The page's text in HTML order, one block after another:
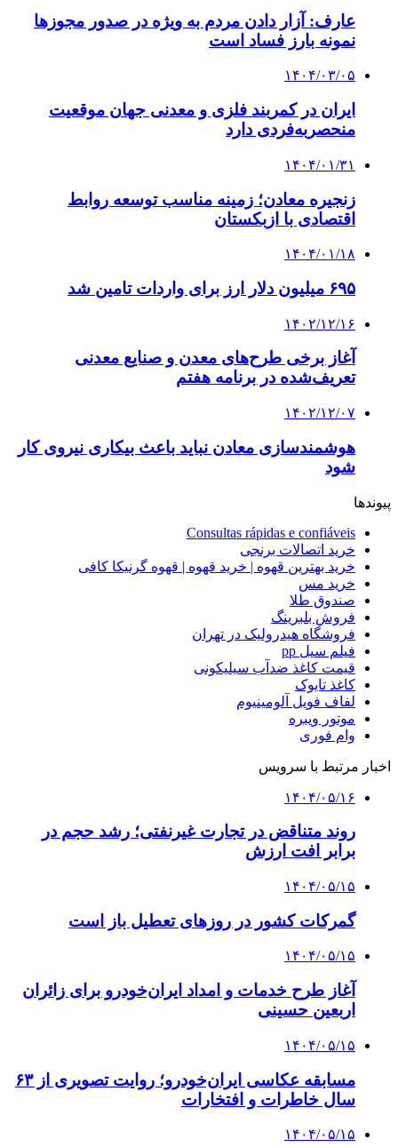
عارف: آزار دادن مردم به ویژه در صدور مجوزها
نمونه بارز فساد است
۱۴۰۴/۰۳/۰۵
ایران در کمربند فلزی و معدنی جهان موقعیت
منحصربه‌فردی دارد
۱۴۰۴/۰۱/۳۱
زنجیره معادن؛ زمینه مناسب توسعه روابط
اقتصادی با ازبکستان
۱۴۰۴/۰۱/۱۸
۶۹۵ میلیون دلار ارز برای واردات تامین شد
۱۴۰۲/۱۲/۱۶
آغاز برخی طرح‌های معدن و صنایع معدنی
تعریف‌شده در برنامه هفتم
۱۴۰۲/۱۲/۰۷
هوشمندسازی معادن نباید باعث بیکاری نیروی کار
شود
پیوندها
Consultas rápidas e confiáveis
خرید اتصالات برنجی
خرید بهترین قهوه | خرید قهوه | قهوه گرنیکا کافی
خرید مس
صندوق طلا
فروش بلبرینگ
فروشگاه هیدرولیک در تهران
فیلم سیل pp
قیمت کاغذ ضدآب سیلیکونی
کاغذ تایوک
لفاف فویل آلومینیوم
موتور ویبره
وام فوری
اخبار مرتبط با سرویس
۱۴۰۴/۰۵/۱۶
روند متناقض در تجارت غیرنفتی؛ رشد حجم در
برابر افت ارزش
۱۴۰۴/۰۵/۱۵
گمرکات کشور در روزهای تعطیل باز است
۱۴۰۴/۰۵/۱۵
آغاز طرح خدمات و امداد ایران‌خودرو برای زائران
اربعین حسینی
۱۴۰۴/۰۵/۱۵
مسابقه عکاسی ایران‌خودرو؛ روایت تصویری از ۶۳
سال خاطرات و افتخارات
۱۴۰۴/۰۵/۱۵